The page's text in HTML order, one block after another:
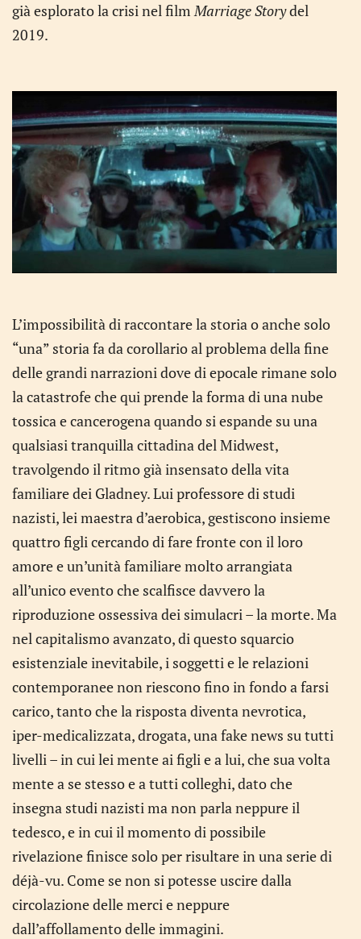
già esplorato la crisi nel filmMarriage Storydel
2019.
L’impossibilità di raccontare la storia o anche solo
“una” storia fa da corollario al problema della fine
delle grandi narrazioni dove di epocale rimane solo
la catastrofe che qui prende la forma di una nube
tossica e cancerogena quando si espande su una
qualsiasi tranquilla cittadina del Midwest,
travolgendo il ritmo già insensato della vita
familiare dei Gladney. Lui professore di studi
nazisti, lei maestra d’aerobica, gestiscono insieme
quattro figli cercando di fare fronte con il loro
amore e un’unità familiare molto arrangiata
all’unico evento che scalfisce davvero la
riproduzione ossessiva dei simulacri – la morte. Ma
nel capitalismo avanzato, di questo squarcio
esistenziale inevitabile, i soggetti e le relazioni
contemporanee non riescono fino in fondo a farsi
carico, tanto che la risposta diventa nevrotica,
iper-medicalizzata, drogata, una fake news su tutti
livelli – in cui lei mente ai figli e a lui, che sua volta
mente a se stesso e a tutti colleghi, dato che
insegna studi nazisti ma non parla neppure il
tedesco, e in cui il momento di possibile
rivelazione finisce solo per risultare in una serie di
déjà-vu. Come se non si potesse uscire dalla
circolazione delle merci e neppure
dall’affollamento delle immagini.